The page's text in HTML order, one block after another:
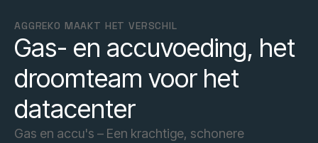
AGGREKO MAAKT HET VERSCHIL
Gas- en accuvoeding, het
droomteam voor het
datacenter
Gas en accu's – Een krachtige, schonere